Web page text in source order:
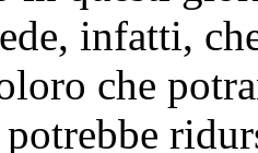
infatti,
che